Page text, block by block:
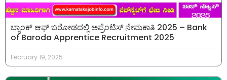
ಬ್ಯಾಂಕ್ ಆಫ್ ಬರೋಡದಲ್ಲಿ ಅಪ್ರೆಂಟಿಸ್ ನೇಮಕಾತಿ 2025 – Bank
of Baroda Apprentice Recruitment 2025
February 19, 2025